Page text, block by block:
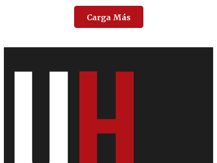
Carga Más